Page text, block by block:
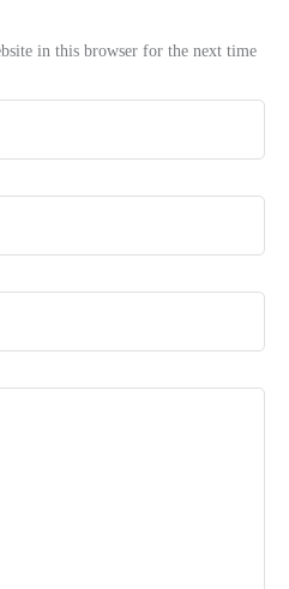
in this browser for the next time